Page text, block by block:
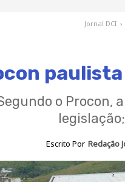
Jornal DCI ›
o Procon,
Escrito Por Redação